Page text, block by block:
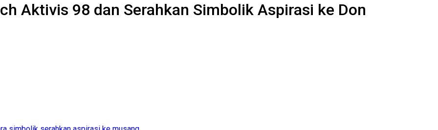
Aktivis 98 dan Serahkan Simbolik Aspirasi ke Don